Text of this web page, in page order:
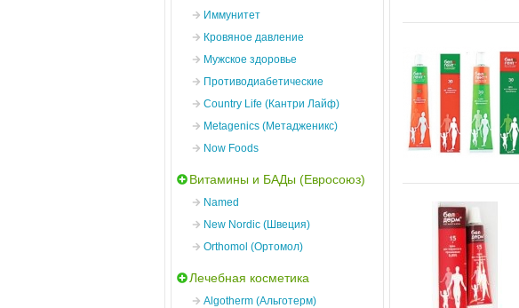
Иммунитет
Кровяное давление
Мужское здоровье
Противодиабетические
Country Life (Кантри Лайф)
Metagenics (Метадженикс)
Now Foods
Витамины и БАДы (Евросоюз)
Named
New Nordic (Швеция)
Orthomol (Ортомол)
Лечебная косметика
Algotherm (Альготерм)